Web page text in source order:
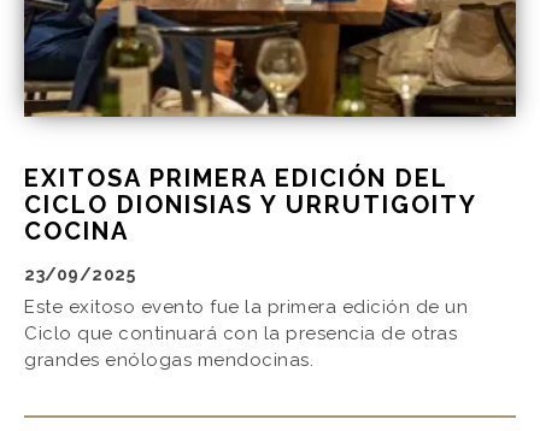
EXITOSA PRIMERA EDICIÓN DEL
CICLO DIONISIAS Y URRUTIGOITY
COCINA
23/09/2025
Este exitoso evento fue la primera edición de un
Ciclo que continuará con la presencia de otras
grandes enólogas mendocinas.